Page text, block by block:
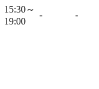
15:30～
19:00
- -